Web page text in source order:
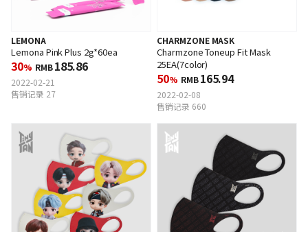
LEMONA
Lemona Pink Plus 2g*60ea
30% RMB185.86
2022-02-21
售销记录 27
CHARMZONE MASK
Charmzone Toneup Fit Mask
25EA(7color)
50% RMB165.94
2022-02-08
售销记录 660